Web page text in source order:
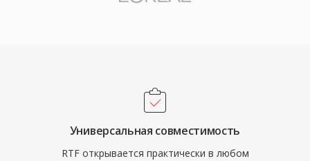
Универсальная совместимость
RTF открывается практически в любом